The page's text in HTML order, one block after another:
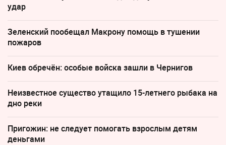
удар
Зеленский пообещал Макрону помощь в тушении
пожаров
Киев обречён: особые войска зашли в Чернигов
Неизвестное существо утащило 15-летнего рыбака на
дно реки
Пригожин: не следует помогать взрослым детям
деньгами